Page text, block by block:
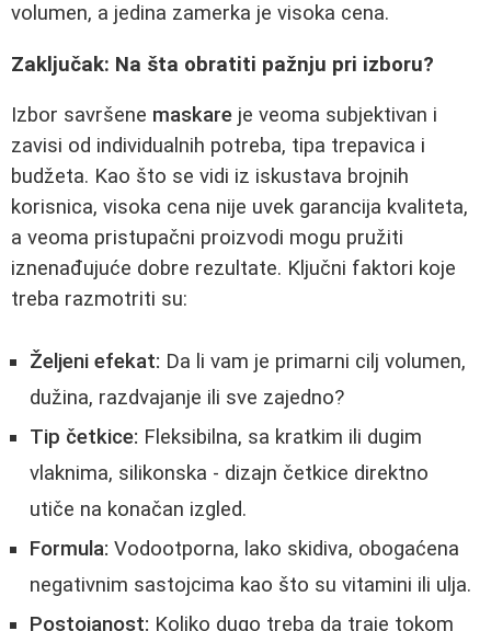
volumen, a jedina zamerka je visoka cena.
Zaključak: Na šta obratiti pažnju pri izboru?
Izbor savršene maskare je veoma subjektivan i
zavisi od individualnih potreba, tipa trepavica i
budžeta. Kao što se vidi iz iskustava brojnih
korisnica, visoka cena nije uvek garancija kvaliteta,
a veoma pristupačni proizvodi mogu pružiti
iznenađujuće dobre rezultate. Ključni faktori koje
treba razmotriti su:
Željeni efekat: Da li vam je primarni cilj volumen,
dužina, razdvajanje ili sve zajedno?
Tip četkice: Fleksibilna, sa kratkim ili dugim
vlaknima, silikonska - dizajn četkice direktno
utiče na konačan izgled.
Formula: Vodootporna, lako skidiva, obogaćena
negativnim sastojcima kao što su vitamini ili ulja.
Postojanost: Koliko dugo treba da traje tokom